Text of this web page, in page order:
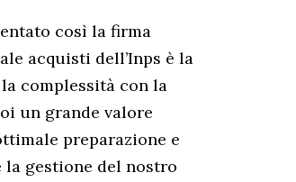
così la firma
acquisti dell’Inps è la
complessità con la
un grande valore
preparazione e
la gestione del nostro